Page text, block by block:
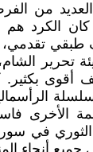
من
الكرد هم
تقدمي،
تحرير
أقوى بكثير.
الأخرى
في